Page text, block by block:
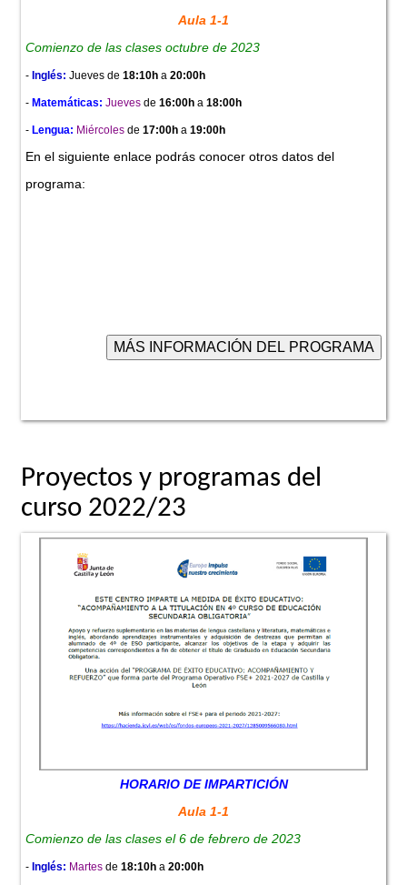
Aula 1-1
Comienzo de las clases octubre de 2023
- Inglés: Jueves de 18:10h a 20:00h
- Matemáticas: Jueves de 16:00h a 18:00h
- Lengua: Miércoles de 17:00h a 19:00h
En el siguiente enlace podrás conocer otros datos del
programa:
Proyectos y programas del
curso 2022/23
HORARIO DE IMPARTICIÓN
Aula 1-1
Comienzo de las clases el 6 de febrero de 2023
- Inglés: Martes de 18:10h a 20:00h